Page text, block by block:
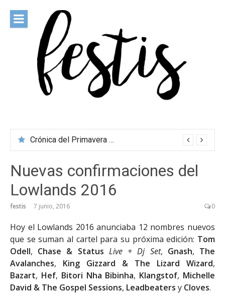
contenido
Crónica del Primavera Sound Porto 2026
Nuevas confirmaciones del
Lowlands 2016
festis 7 junio, 2016 0
Hoy el Lowlands 2016 anunciaba 12 nombres nuevos
que se suman al cartel para su próxima edición: Tom
Odell, Chase & Status Live + Dj Set, Gnash, The
Avalanches, King Gizzard & The Lizard Wizard,
Bazart, Hef, Bitori Nha Bibinha, Klangstof, Michelle
David & The Gospel Sessions, Leadbeaters y Cloves.